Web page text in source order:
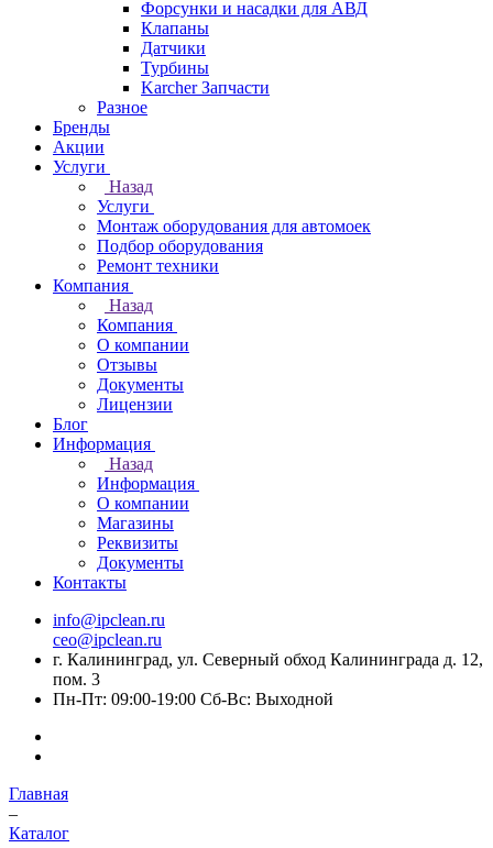
Форсунки и насадки для АВД
Клапаны
Датчики
Турбины
Karcher Запчасти
Разное
Бренды
Акции
Услуги
Назад
Услуги
Монтаж оборудования для автомоек
Подбор оборудования
Ремонт техники
Компания
Назад
Компания
О компании
Отзывы
Документы
Лицензии
Блог
Информация
Назад
Информация
О компании
Магазины
Реквизиты
Документы
Контакты
info@ipclean.ru
ceo@ipclean.ru
г. Калининград, ул. Северный обход Калининграда д. 12,
пом. 3
Пн-Пт: 09:00-19:00 Сб-Вс: Выходной
Главная
–
Каталог